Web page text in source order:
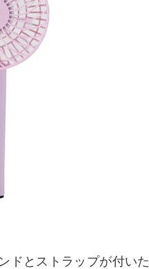
ドとストラップが付いた